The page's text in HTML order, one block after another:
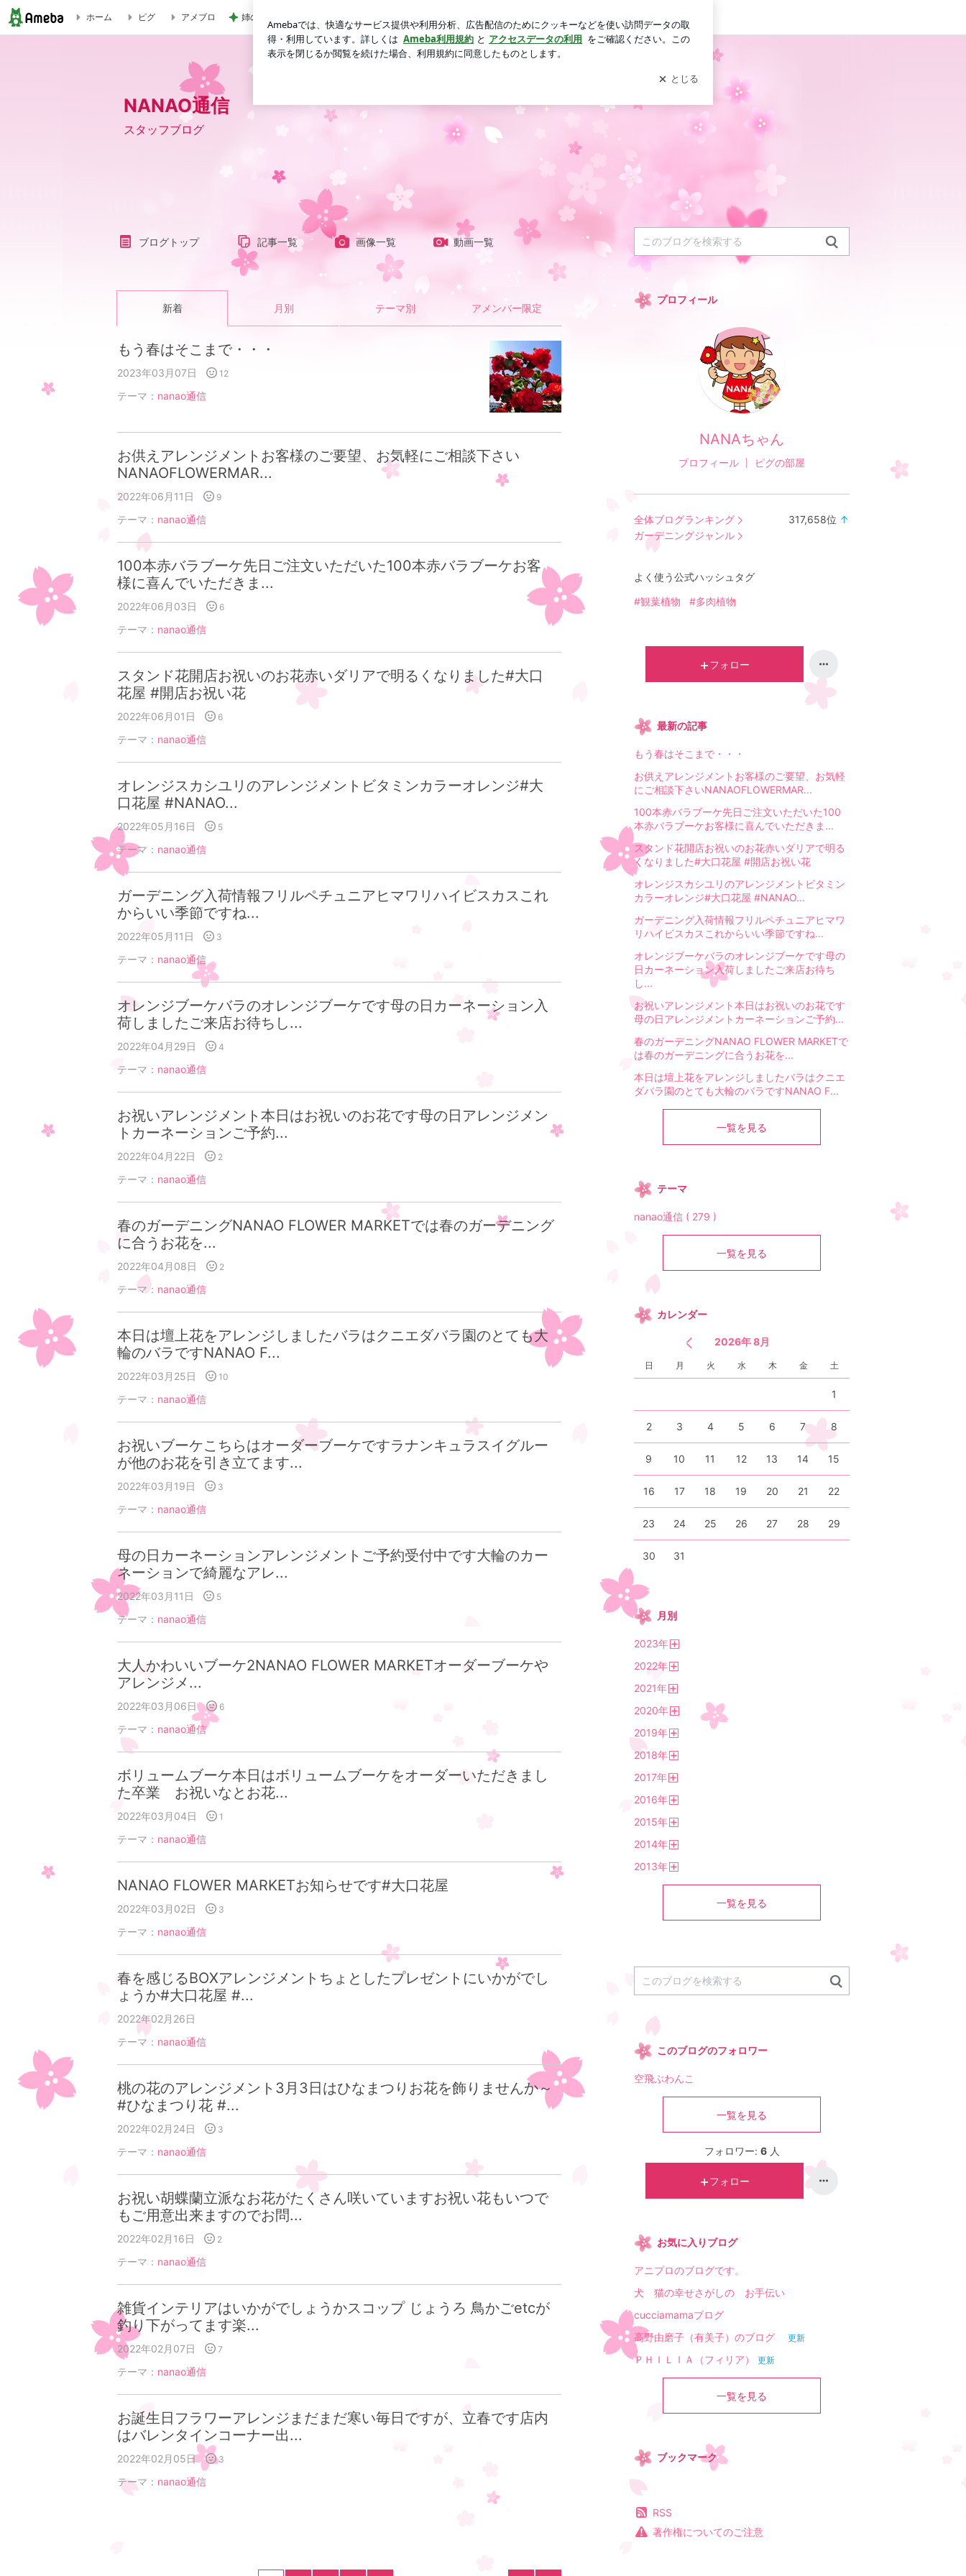
ホーム ピグ アメブロ 姉の娘に言われたずるい言葉 ログイン
NANAO通信
スタッフブログ
ブログトップ 記事一覧 画像一覧 動画一覧
新着 月別 テーマ別 アメンバー限定
もう春はそこまで・・・
2023年03月07日 12
テーマ： nanao通信
お供えアレンジメントお客様のご要望、お気軽にご相談下さい
NANAOFLOWERMAR...
2022年06月11日 9
テーマ： nanao通信
100本赤バラブーケ先日ご注文いただいた100本赤バラブーケお客
様に喜んでいただきま...
2022年06月03日 6
テーマ： nanao通信
スタンド花開店お祝いのお花赤いダリアで明るくなりました#大口
花屋 #開店お祝い花
2022年06月01日 6
テーマ： nanao通信
オレンジスカシユリのアレンジメントビタミンカラーオレンジ#大
口花屋 #NANAO...
2022年05月16日 5
テーマ： nanao通信
ガーデニング入荷情報フリルペチュニアヒマワリハイビスカスこれ
からいい季節ですね...
2022年05月11日 3
テーマ： nanao通信
オレンジブーケバラのオレンジブーケです母の日カーネーション入
荷しましたご来店お待ちし...
2022年04月29日 4
テーマ： nanao通信
お祝いアレンジメント本日はお祝いのお花です母の日アレンジメン
トカーネーションご予約...
2022年04月22日 2
テーマ： nanao通信
春のガーデニングNANAO FLOWER MARKETでは春のガーデニング
に合うお花を...
2022年04月08日 2
テーマ： nanao通信
本日は壇上花をアレンジしましたバラはクニエダバラ園のとても大
輪のバラですNANAO F...
2022年03月25日 10
テーマ： nanao通信
お祝いブーケこちらはオーダーブーケですラナンキュラスイグルー
が他のお花を引き立てます...
2022年03月19日 3
テーマ： nanao通信
母の日カーネーションアレンジメントご予約受付中です大輪のカー
ネーションで綺麗なアレ...
2022年03月11日 5
テーマ： nanao通信
大人かわいいブーケ2NANAO FLOWER MARKETオーダーブーケや
アレンジメ...
2022年03月06日 6
テーマ： nanao通信
ボリュームブーケ本日はボリュームブーケをオーダーいただきまし
た卒業 お祝いなとお花...
2022年03月04日 1
テーマ： nanao通信
NANAO FLOWER MARKETお知らせです#大口花屋
2022年03月02日 3
テーマ： nanao通信
春を感じるBOXアレンジメントちょとしたプレゼントにいかがでし
ょうか#大口花屋 #...
2022年02月26日
テーマ： nanao通信
桃の花のアレンジメント3月3日はひなまつりお花を飾りませんか～
#ひなまつり花 #...
2022年02月24日 3
テーマ： nanao通信
お祝い胡蝶蘭立派なお花がたくさん咲いていますお祝い花もいつで
もご用意出来ますのでお問...
2022年02月16日 2
テーマ： nanao通信
雑貨インテリアはいかがでしょうかスコップ じょうろ 鳥かごetcが
釣り下がってます楽...
2022年02月07日 7
テーマ： nanao通信
お誕生日フラワーアレンジまだまだ寒い毎日ですが、立春です店内
はバレンタインコーナー出...
2022年02月05日 3
テーマ： nanao通信
プロフィール
NANAちゃん
プロフィール ピグの部屋
全体ブログランキング 317,658位 ↑
ガーデニングジャンル
よく使う公式ハッシュタグ
#観葉植物 #多肉植物
フォロー
最新の記事
もう春はそこまで・・・
お供えアレンジメントお客様のご要望、お気軽
にご相談下さいNANAOFLOWERMAR...
100本赤バラブーケ先日ご注文いただいた100
本赤バラブーケお客様に喜んでいただきま...
スタンド花開店お祝いのお花赤いダリアで明る
くなりました#大口花屋 #開店お祝い花
オレンジスカシユリのアレンジメントビタミン
カラーオレンジ#大口花屋 #NANAO...
ガーデニング入荷情報フリルペチュニアヒマワ
リハイビスカスこれからいい季節ですね...
オレンジブーケバラのオレンジブーケです母の
日カーネーション入荷しましたご来店お待ち
し...
お祝いアレンジメント本日はお祝いのお花です
母の日アレンジメントカーネーションご予約...
春のガーデニングNANAO FLOWER MARKETで
は春のガーデニングに合うお花を...
本日は壇上花をアレンジしましたバラはクニエ
ダバラ園のとても大輪のバラですNANAO F...
一覧を見る
テーマ
nanao通信 ( 279 )
一覧を見る
カレンダー
2026年 8月
日 月 火 水 木 金 土
1
2 3 4 5 6 7 8
9 10 11 12 13 14 15
16 17 18 19 20 21 22
23 24 25 26 27 28 29
30 31
月別
2023年
2022年
2021年
2020年
2019年
2018年
2017年
2016年
2015年
2014年
2013年
一覧を見る
このブログのフォロワー
空飛ぶわんこ
一覧を見る
フォロワー: 6 人
フォロー
お気に入りブログ
アニプロのブログです。
犬 猫の幸せさがしの お手伝い
cucciamamaブログ
高野由磨子（有美子）のブログ
更新
ＰＨＩＬＩＡ（フィリア） 更新
一覧を見る
ブックマーク
RSS
著作権についてのご注意